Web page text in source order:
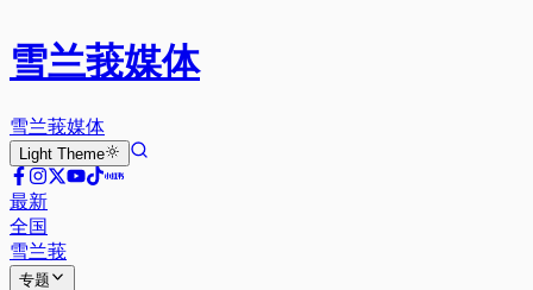
雪兰莪媒体
雪兰莪媒体
Light Theme
最新
全国
雪兰莪
专题